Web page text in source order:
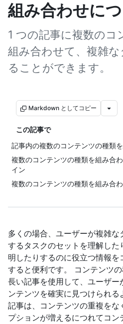
組み合わせに
1 つの記事に複数のコ
組み合わせて、複雑
ることができます。
Markdown としてコピー
この記事で
記事内の複数のコンテンツの種類
複数のコンテンツの種類を組み合
イン
複数のコンテンツの種類を組み合
多くの場合、ユーザーが複雑
するタスクのセットを理解し
明したりするのに役立つ情報
すると便利です。 コンテンツ
長い記事を使用して、ユーザー
ンテンツを確実に見つけられ
記事は、コンテンツの重複を
プションが増えるにつれてコ